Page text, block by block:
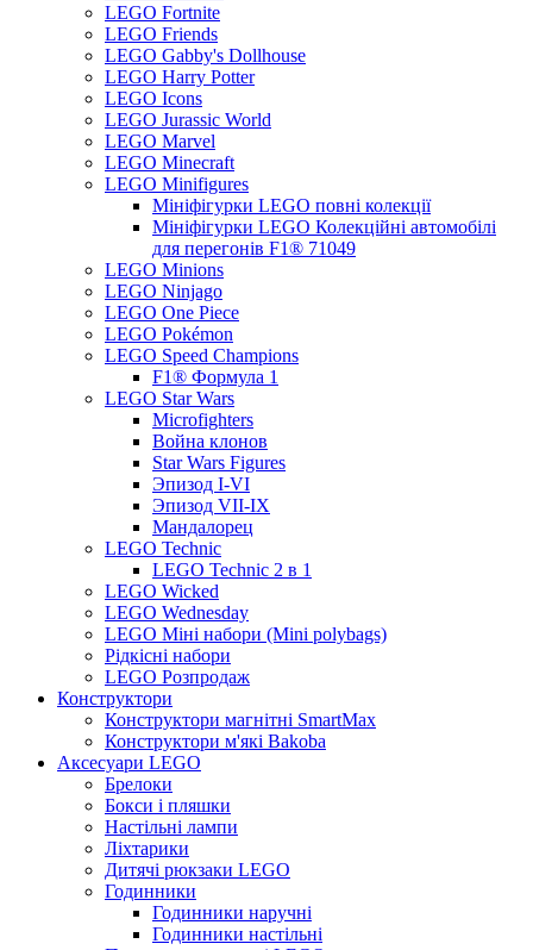
LEGO Fortnite
LEGO Friends
LEGO Gabby's Dollhouse
LEGO Harry Potter
LEGO Icons
LEGO Jurassic World
LEGO Marvel
LEGO Minecraft
LEGO Minifigures
Мініфігурки LEGO повні колекції
Мініфігурки LEGO Колекційні автомобілі
для перегонів F1® 71049
LEGO Minions
LEGO Ninjago
LEGO One Piece
LEGO Pokémon
LEGO Speed Champions
F1® Формула 1
LEGO Star Wars
Microfighters
Война клонов
Star Wars Figures
Эпизод I-VI
Эпизод VII-IX
Мандалорец
LEGO Technic
LEGO Technic 2 в 1
LEGO Wicked
LEGO Wednesday
LEGO Міні набори (Mini polybags)
Рідкісні набори
LEGO Розпродаж
Конструктори
Конструктори магнітні SmartMax
Конструктори м'які Bakoba
Аксесуари LEGO
Брелоки
Бокси і пляшки
Настільні лампи
Ліхтарики
Дитячі рюкзаки LEGO
Годинники
Годинники наручні
Годинники настільні